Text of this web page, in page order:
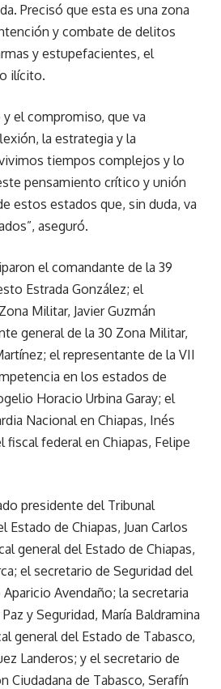
Precisó que esta es una zona
y combate de delitos
y estupefacientes, el
ilícito.
el compromiso, que va
la estrategia y la
tiempos complejos y lo
pensamiento crítico y unión
estos estados que, sin duda, va
aseguró.
el comandante de la 39
Estrada González; el
Militar, Javier Guzmán
general de la 30 Zona Militar,
el representante de la VII
en los estados de
Horacio Urbina Garay; el
Nacional en Chiapas, Inés
fiscal federal en Chiapas, Felipe
presidente del Tribunal
Estado de Chiapas, Juan Carlos
general del Estado de Chiapas,
el secretario de Seguridad del
Avendaño; la secretaria
y Seguridad, María Baldramina
general del Estado de Tabasco,
Landeros; y el secretario de
Ciudadana de Tabasco, Serafín